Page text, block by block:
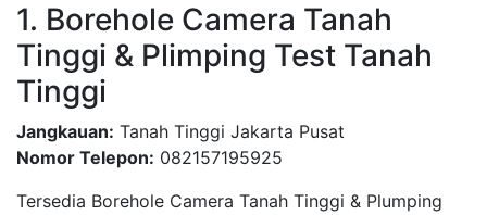
1. Borehole Camera Tanah
Tinggi & Plimping Test Tanah
Tinggi
Jangkauan: Tanah Tinggi Jakarta Pusat
Nomor Telepon: 082157195925
Tersedia Borehole Camera Tanah Tinggi & Plumping